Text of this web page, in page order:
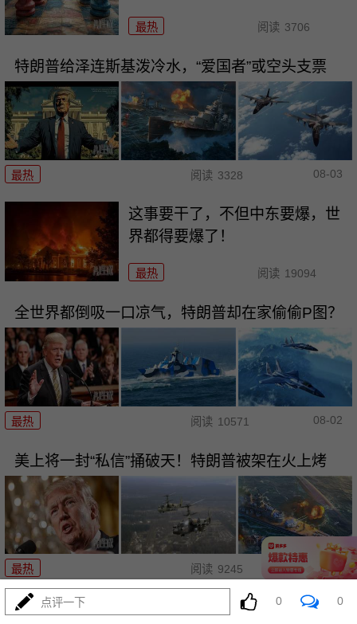
最热 阅读 3706
特朗普给泽连斯基泼冷水，“爱国者”或空头支票
最热 阅读 3328 08-03
这事要干了，不但中东要爆，世
界都得要爆了！
最热 阅读 19094
全世界都倒吸一口凉气，特朗普却在家偷偷P图？
最热 阅读 10571 08-02
美上将一封“私信”捅破天！特朗普被架在火上烤
最热 阅读 9245 08-02
两大命门决定美国退无可退，伊朗别再幻想了！
点评一下 0 0